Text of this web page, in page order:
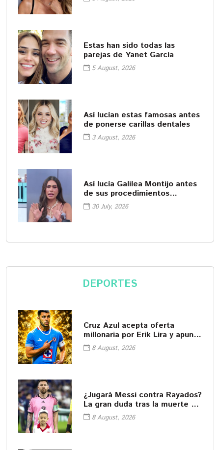
Estas han sido todas las
parejas de Yanet García
5 August, 2026
Así lucían estas famosas antes
de ponerse carillas dentales
3 August, 2026
Así lucía Galilea Montijo antes
de sus procedimientos
cosméticos
30 July, 2026
DEPORTES
Cruz Azul acepta oferta
millonaria por Erik Lira y apunta
a su salida
8 August, 2026
¿Jugará Messi contra Rayados?
La gran duda tras la muerte de
su padre
8 August, 2026